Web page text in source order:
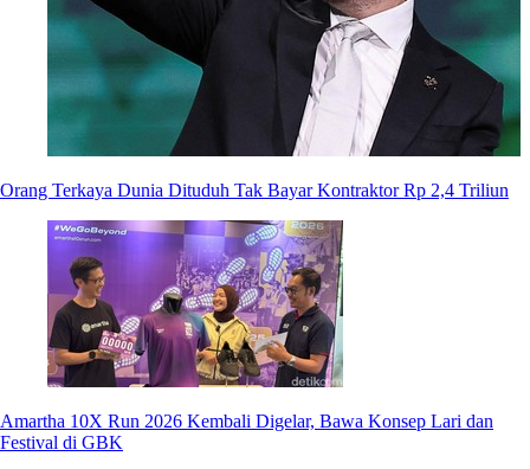
Orang Terkaya Dunia Dituduh Tak Bayar Kontraktor Rp 2,4 Triliun
Amartha 10X Run 2026 Kembali Digelar, Bawa Konsep Lari dan
Festival di GBK